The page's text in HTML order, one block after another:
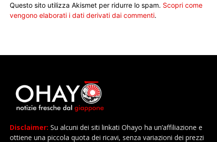
Questo sito utilizza Akismet per ridurre lo spam. Scopri come
vengono elaborati i dati derivati dai commenti.
Disclaimer: Su alcuni dei siti linkati Ohayo ha un’affiliazione e
ottiene una piccola quota dei ricavi, senza variazioni dei prezzi